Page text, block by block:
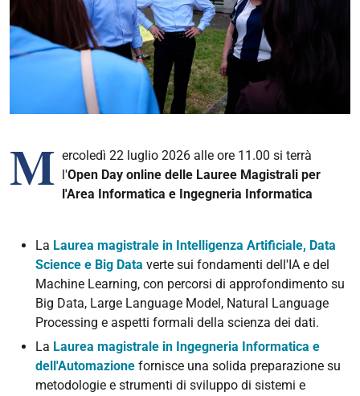
M ercoledì 22 luglio 2026 alle ore 11.00 si terrà
l'Open Day online delle Lauree Magistrali per
l'Area Informatica e Ingegneria Informatica
La Laurea magistrale in Intelligenza Artificiale, Data
Science e Big Data verte sui fondamenti dell'IA e del
Machine Learning, con percorsi di approfondimento su
Big Data, Large Language Model, Natural Language
Processing e aspetti formali della scienza dei dati.
La Laurea magistrale in Ingegneria Informatica e
dell'Automazione fornisce una solida preparazione su
metodologie e strumenti di sviluppo di sistemi e